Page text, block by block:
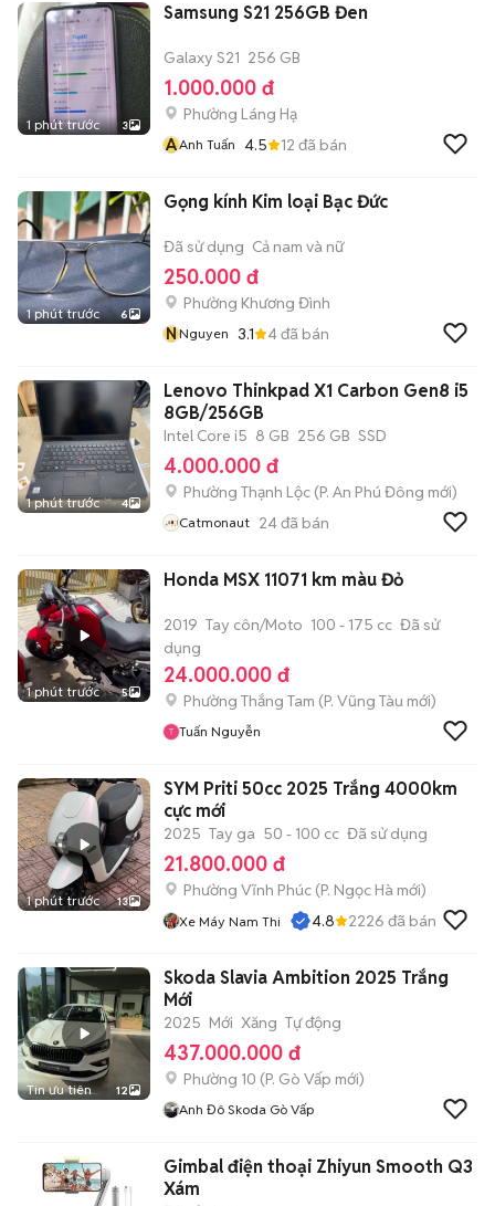
1 phút trước 3
Samsung S21 256GB Đen
Galaxy S21 256 GB
1.000.000 đ
Phường Láng Hạ
AAnh Tuấn 4.5 12 đã bán
1 phút trước 6
Gọng kính Kim loại Bạc Đức
Đã sử dụng Cả nam và nữ
250.000 đ
Phường Khương Đình
NNguyen 3.1 4đã bán
1 phút trước 4
Lenovo Thinkpad X1 Carbon Gen8 i5
8GB/256GB
Intel Core i5 8 GB 256 GB SSD
4.000.000 đ
Phường Thạnh Lộc (P. An Phú Đông mới)
Catmonaut 24đã bán
1 phút trước 5
Honda MSX 11071 km màu Đỏ
2019 Tay côn/Moto 100 - 175 cc Đã sử
dụng
24.000.000 đ
Phường Thắng Tam (P. Vũng Tàu mới)
Tuấn Nguyễn
1 phút trước 13
SYM Priti 50cc 2025 Trắng 4000km
cực mới
2025 Tay ga 50 - 100 cc Đã sử dụng
21.800.000 đ
Phường Vĩnh Phúc (P. Ngọc Hà mới)
Xe Máy Nam Thi 4.8 2226 đã bán
Tin ưu tiên 12
Skoda Slavia Ambition 2025 Trắng
Mới
2025 Mới Xăng Tự động
437.000.000 đ
Phường 10 (P. Gò Vấp mới)
Anh Đô Skoda Gò Vấp
Gimbal điện thoại Zhiyun Smooth Q3
Xám